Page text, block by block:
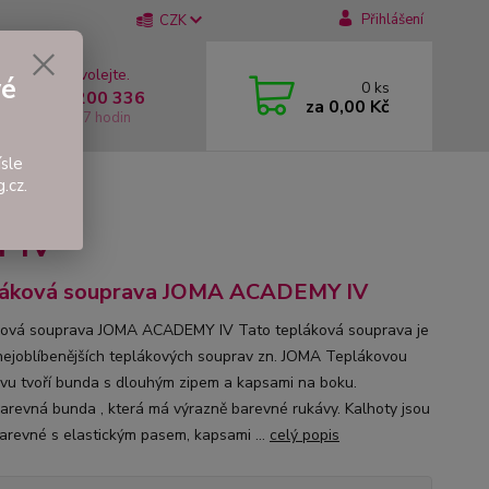
CZK Přihlášení
si rady? Zavolejte.
737 200 336
Pátek: 8 - 17 hodin
0 ks
za 0,00 Kč
IV
IV
souprava JOMA ACADEMY IV
souprava JOMA ACADEMY IV Tato tepláková souprava je
teplákových souprav zn. JOMA Teplákovou
tvoří bunda s dlouhým zipem a kapsami na boku.
bunda , která má výrazně barevné rukávy. Kalhoty jsou
s elastickým pasem, kapsami ... celý popis